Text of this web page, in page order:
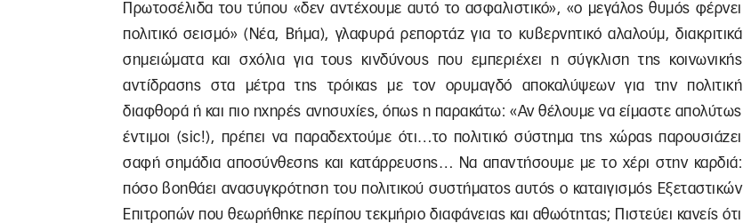
Πρωτοσέλιδα του τύπου «δεν αντέχουμε αυτό το ασφαλιστικό», «ο μεγάλος θυμός φέρνει
πολιτικό σεισμό» (Νέα, Βήμα), γλαφυρά ρεπορτάζ για το κυβερνητικό αλαλούμ, διακριτικά
σημειώματα και σχόλια για τους κινδύνους που εμπεριέχει η σύγκλιση της κοινωνικής
αντίδρασης στα μέτρα της τρόικας με τον ορυμαγδό αποκαλύψεων για την πολιτική
διαφθορά ή και πιο ηχηρές ανησυχίες, όπως η παρακάτω: «Αν θέλουμε να είμαστε απολύτως
έντιμοι (sic!), πρέπει να παραδεχτούμε ότι…το πολιτικό σύστημα της χώρας παρουσιάζει
σαφή σημάδια αποσύνθεσης και κατάρρευσης… Να απαντήσουμε µε το χέρι στην καρδιά:
πόσο βοηθάει ανασυγκρότηση του πολιτικού συστήματος αυτός ο καταιγισμός Εξεταστικών
Επιτροπών που θεωρήθηκε περίπου τεκμήριο διαφάνειας και αθωότητας; Πιστεύει κανείς ότι